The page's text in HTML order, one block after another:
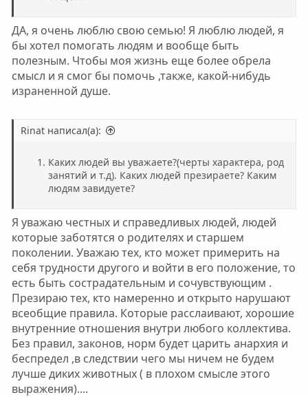
ДА, я очень люблю свою семью! Я люблю людей, я
бы хотел помогать людям и вообще быть
полезным. Чтобы моя жизнь еще более обрела
смысл и я смог бы помочь ,также, какой-нибудь
израненной душе.
Rinat написал(а):
Каких людей вы уважаете?(черты характера, род
занятий и т.д). Каких людей презираете? Каким
людям завидуете?
Я уважаю честных и справедливых людей, людей
которые заботятся о родителях и старшем
поколении. Уважаю тех, кто может примерить на
себя трудности другого и войти в его положение, то
есть быть сострадательным и сочувствующим .
Презираю тех, кто намеренно и открыто нарушают
всеобщие правила. Которые расслаивают, хорошие
внутренние отношения внутри любого коллектива.
Без правил, законов, норм будет царить анархия и
беспредел ,в следствии чего мы ничем не будем
лучше диких животных ( в плохом смысле этого
выражения)....